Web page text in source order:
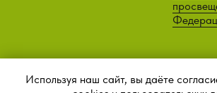
Используя наш сайт, вы даёте